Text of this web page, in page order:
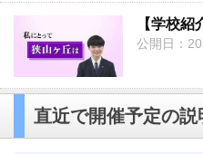
【学校
公開日：
直近で開催予定の説